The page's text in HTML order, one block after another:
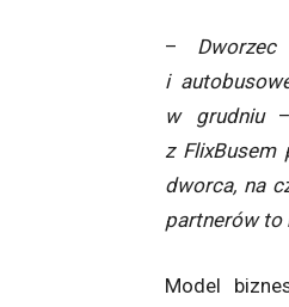
–
i
w grudniu–
z FlixBusem
dworca, na
partnerów to
Model